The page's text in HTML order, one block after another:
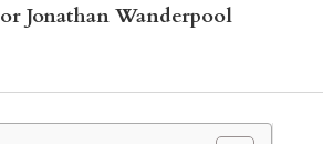
Jonathan Wanderpool